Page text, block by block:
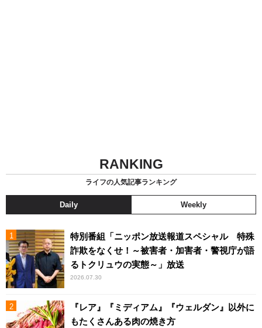
RANKING
ライフの人気記事ランキング
Daily Weekly
特別番組「ニッポン放送報道スペシャル 特殊
詐欺をなくせ！～被害者・加害者・警視庁が語
るトクリュウの実態～」放送
2026.07.30
『レア』『ミディアム』『ウェルダン』以外に
もたくさんある肉の焼き方